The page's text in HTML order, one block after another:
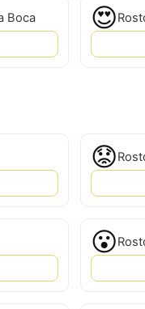
Boca 😍
😟
😮